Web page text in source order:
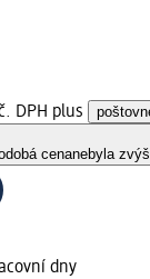
DPH plus
cenanebyla
dny